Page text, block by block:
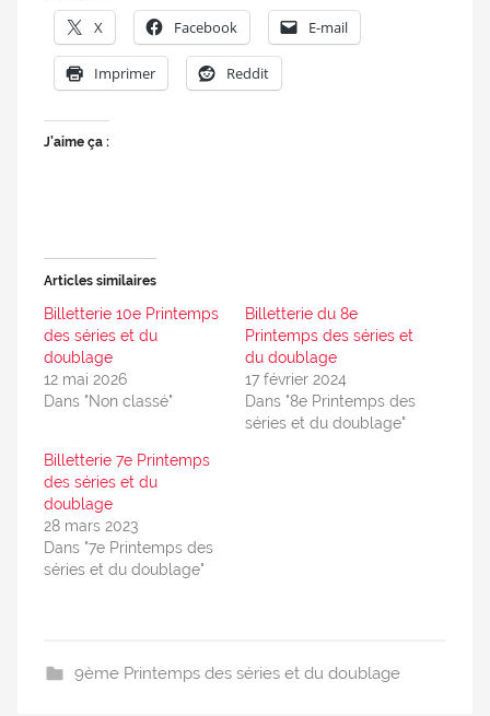
X Facebook E-mail
Imprimer Reddit
J’aime ça :
Articles similaires
Billetterie 10e Printemps
des séries et du
doublage
12 mai 2026
Dans "Non classé"
Billetterie du 8e
Printemps des séries et
du doublage
17 février 2024
Dans "8e Printemps des
séries et du doublage"
Billetterie 7e Printemps
des séries et du
doublage
28 mars 2023
Dans "7e Printemps des
séries et du doublage"
9ème Printemps des séries et du doublage